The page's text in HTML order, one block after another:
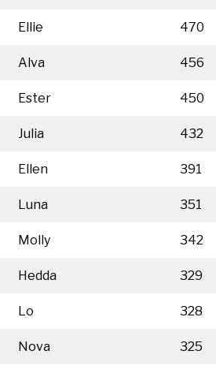
Ellie 470
Alva 456
Ester 450
Julia 432
Ellen 391
Luna 351
Molly 342
Hedda 329
Lo 328
Nova 325